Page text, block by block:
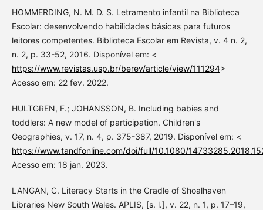
HOMMERDING, N. M. D. S. Letramento infantil na Biblioteca
Escolar: desenvolvendo habilidades básicas para futuros
leitores competentes. Biblioteca Escolar em Revista, v. 4 n. 2,
n. 2, p. 33-52, 2016. Disponível em: <
https://www.revistas.usp.br/berev/article/view/111294>
Acesso em: 22 fev. 2022.
HULTGREN, F.; JOHANSSON, B. Including babies and
toddlers: A new model of participation. Children's
Geographies, v. 17, n. 4, p. 375-387, 2019. Disponível em: <
https://www.tandfonline.com/doi/full/10.1080/
Acesso em: 18 jan. 2023.
LANGAN, C. Literacy Starts in the Cradle of Shoalhaven
Libraries New South Wales. APLIS, [s. l.], v. 22, n. 1, p. 17–19,